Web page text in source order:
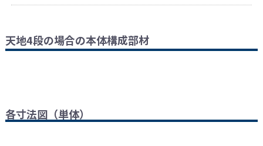
天地4段の場合の本体構成部材
各寸法図（単体）